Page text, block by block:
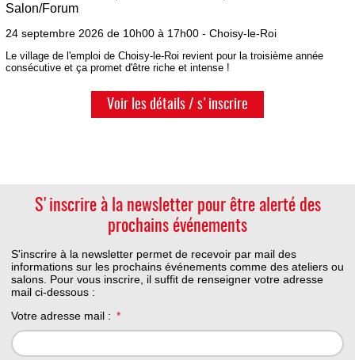
Salon/Forum
24 septembre 2026 de 10h00 à 17h00 - Choisy-le-Roi
Le village de l'emploi de Choisy-le-Roi revient pour la troisième année
consécutive et ça promet d'être riche et intense !
Voir les détails / s'inscrire
S'inscrire à la newsletter pour être alerté des
prochains événements
S'inscrire à la newsletter permet de recevoir par mail des
informations sur les prochains événements comme des ateliers ou
salons. Pour vous inscrire, il suffit de renseigner votre adresse
mail ci-dessous :
Votre adresse mail :